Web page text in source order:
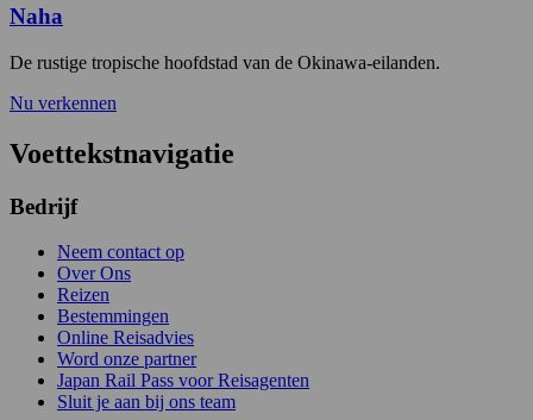
Naha
De rustige tropische hoofdstad van de Okinawa-eilanden.
Nu verkennen
Voettekstnavigatie
Bedrijf
Neem contact op
Over Ons
Reizen
Bestemmingen
Online Reisadvies
Word onze partner
Japan Rail Pass voor Reisagenten
Sluit je aan bij ons team